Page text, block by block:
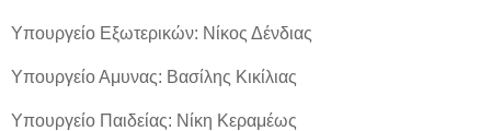
Υπουργείο Εξωτερικών: Νίκος Δένδιας
Υπουργείο Αμυνας: Βασίλης Κικίλιας
Υπουργείο Παιδείας: Νίκη Κεραμέως